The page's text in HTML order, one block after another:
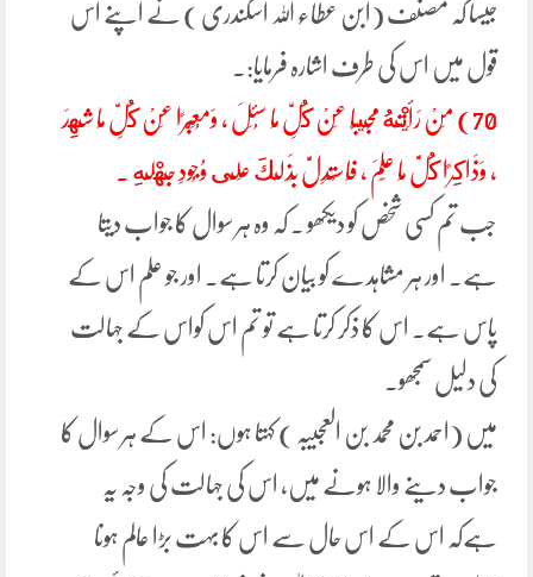
جیسا کہ مصنف (ابن عطاء اللہ اسکندری ) نے اپنے اس
قول میں اس کی طرف اشارہ فرمایا:۔
70) مَنْ رَأَيْتَهُ مُجِيبًا عَنْ كُلِّ مَا سُئِلَ ، وَمُعَبِّرًا عَنْ كُلِّ مَا شَهِدَ
، وَذَاكِرًا كُلَّ مَا عَلِمَ ، فَاسْتَدِلَّ بِذَلِكَ عَلَى وُجُودِ جَهْلِهِ .
جب تم کسی شخص کو دیکھو ۔ کہ وہ ہر سوال کا جواب دیتا
ہے۔ اور ہر مشاہد ے کو بیان کرتا ہے۔ اور جو علم اس کے
پاس ہے۔ اس کا ذکر کرتا ہے تو تم اس کواس کے جہالت
کی دلیل سمجھو۔
میں (احمد بن محمد بن العجیبہ ) کہتا ہوں: اس کے ہر سوال کا
جواب دینے والا ہونے میں، اس کی جہالت کی وجہ یہ
ہےکہ اس کے اس حال سے اس کا بہت بڑا عالم ہونا